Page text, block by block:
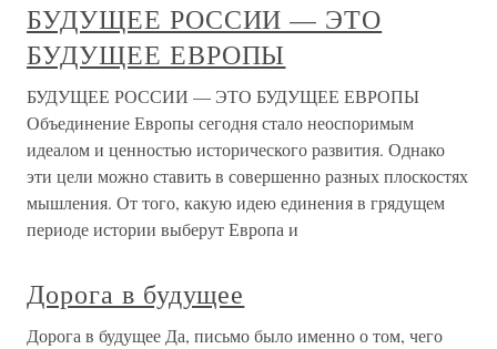
БУДУЩЕЕ РОССИИ — ЭТО
БУДУЩЕЕ ЕВРОПЫ
БУДУЩЕЕ РОССИИ — ЭТО БУДУЩЕЕ ЕВРОПЫ
Объединение Европы сегодня стало неоспоримым
идеалом и ценностью исторического развития. Однако
эти цели можно ставить в совершенно разных плоскостях
мышления. От того, какую идею единения в грядущем
периоде истории выберут Европа и
Дорога в будущее
Дорога в будущее Да, письмо было именно о том, чего